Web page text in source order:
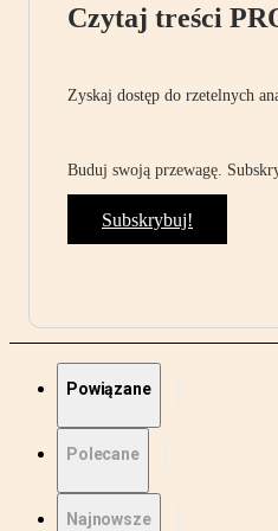
Czytaj treści
Zyskaj dostęp do rzetelnych
Buduj swoją przewagę.
Subskrybuj!
Powiązane
Polecane
Najnowsze